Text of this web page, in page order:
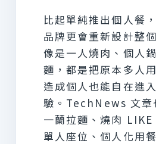
比起單純推出個人餐
品牌更會重新設計整
像是一人燒肉、個人
麵，都是把原本多人
造成個人也能自在進
驗。TechNews 文章
一蘭拉麵、燒肉 LIKE
單人座位、個人化用